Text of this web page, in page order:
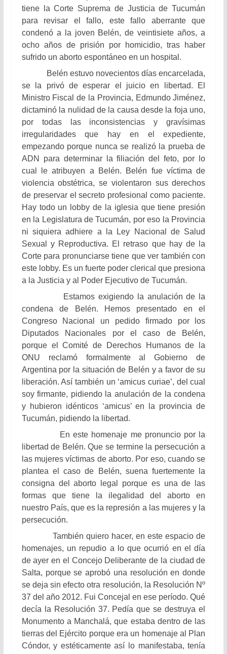
tiene la Corte Suprema de Justicia de Tucumán
para revisar el fallo, este fallo aberrante que
condenó a la joven Belén, de veintisiete años, a
ocho años de prisión por homicidio, tras haber
sufrido un aborto espontáneo en un hospital.
Belén estuvo novecientos días encarcelada,
se la privó de esperar el juicio en libertad. El
Ministro Fiscal de la Provincia, Edmundo Jiménez,
dictaminó la nulidad de la causa desde la foja uno,
por todas las inconsistencias y gravísimas
irregularidades que hay en el expediente,
empezando porque nunca se realizó la prueba de
ADN para determinar la filiación del feto, por lo
cual le atribuyen a Belén. Belén fue víctima de
violencia obstétrica, se violentaron sus derechos
de preservar el secreto profesional como paciente.
Hay todo un lobby de la iglesia que tiene presión
en la Legislatura de Tucumán, por eso la Provincia
ni siquiera adhiere a la Ley Nacional de Salud
Sexual y Reproductiva. El retraso que hay de la
Corte para pronunciarse tiene que ver también con
este lobby. Es un fuerte poder clerical que presiona
a la Justicia y al Poder Ejecutivo de Tucumán.
Estamos exigiendo la anulación de la
condena de Belén. Hemos presentado en el
Congreso Nacional un pedido firmado por los
Diputados Nacionales por el caso de Belén,
porque el Comité de Derechos Humanos de la
ONU reclamó formalmente al Gobierno de
Argentina por la situación de Belén y a favor de su
liberación. Así también un ‘amicus curiae’, del cual
soy firmante, pidiendo la anulación de la condena
y hubieron idénticos ‘amicus’ en la provincia de
Tucumán, pidiendo la libertad.
En este homenaje me pronuncio por la
libertad de Belén. Que se termine la persecución a
las mujeres víctimas de aborto. Por eso, cuando se
plantea el caso de Belén, suena fuertemente la
consigna del aborto legal porque es una de las
formas que tiene la ilegalidad del aborto en
nuestro País, que es la represión a las mujeres y la
persecución.
También quiero hacer, en este espacio de
homenajes, un repudio a lo que ocurrió en el día
de ayer en el Concejo Deliberante de la ciudad de
Salta, porque se aprobó una resolución en donde
se deja sin efecto otra resolución, la Resolución Nº
37 del año 2012. Fui Concejal en ese período. Qué
decía la Resolución 37. Pedía que se destruya el
Monumento a Manchalá, que estaba dentro de las
tierras del Ejército porque era un homenaje al Plan
Cóndor, y estéticamente así lo manifestaba, tenía